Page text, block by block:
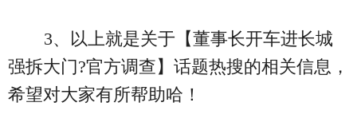
3、以上就是关于【董事长开车进长城
强拆大门?官方调查】话题热搜的相关信息，
希望对大家有所帮助哈！